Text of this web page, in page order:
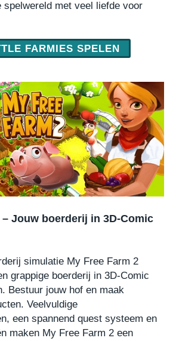
spelwereld met veel liefde voor
FARMIES SPELEN
– Jouw boerderij in 3D-Comic
simulatie My Free Farm 2
grappige boerderij in 3D-Comic
Bestuur jouw hof en maak
Veelvuldige
een spannend quest systeem en
maken My Free Farm 2 een